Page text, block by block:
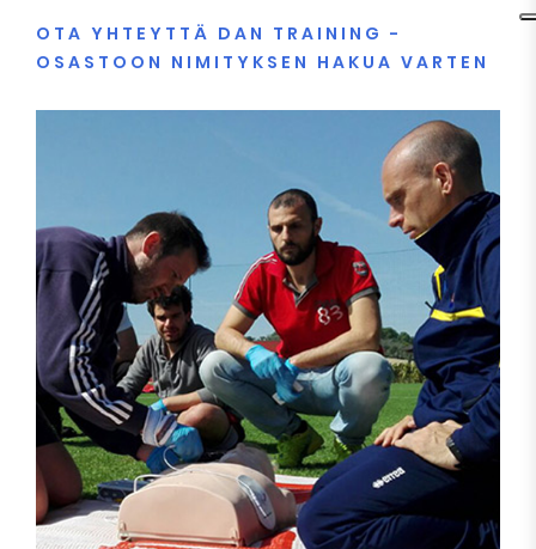
OTA YHTEYTTÄ DAN TRAINING -
OSASTOON NIMITYKSEN HAKUA VARTEN